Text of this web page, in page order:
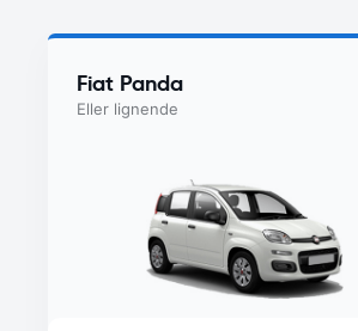
Fiat Panda
Eller lignende